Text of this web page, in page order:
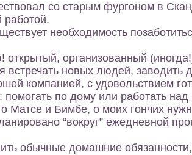
со старым фургоном в
необходимость
организованный
новых людей, заводить
компанией, с удовольствием
по дому или работать
Матсе и Бимбе, о моих гончих
“вокруг” ежедневной
обычные домашние